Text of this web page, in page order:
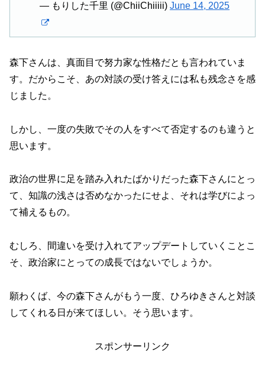
— もりした千里 (@ChiiChiiiii) June 14, 2025
森下さんは、真面目で努力家な性格だとも言われていま
す。だからこそ、あの対談の受け答えには私も残念さを感
じました。
しかし、一度の失敗でその人をすべて否定するのも違うと
思います。
政治の世界に足を踏み入れたばかりだった森下さんにとっ
て、知識の浅さは否めなかったにせよ、それは学びによっ
て補えるもの。
むしろ、間違いを受け入れてアップデートしていくことこ
そ、政治家にとっての成長ではないでしょうか。
願わくば、今の森下さんがもう一度、ひろゆきさんと対談
してくれる日が来てほしい。そう思います。
スポンサーリンク